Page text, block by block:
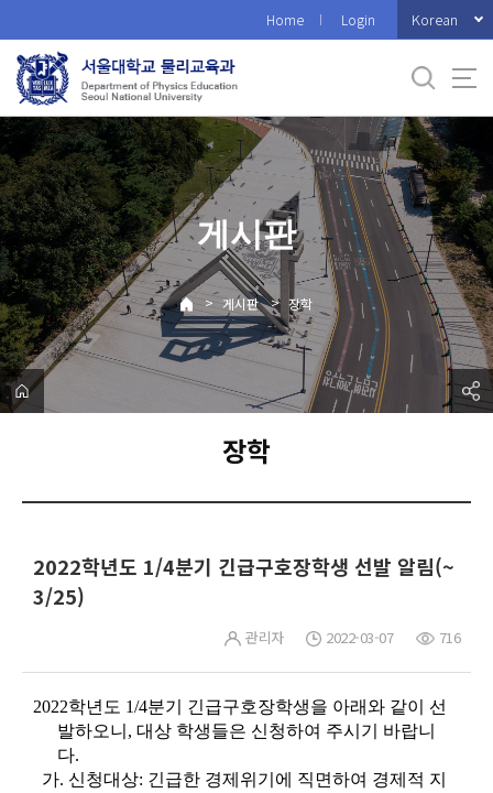
로
메
뉴
Home Login Korean
게시판
> 게시판 > 장학
장학
2022학년도 1/4분기 긴급구호장학생 선발 알림(~
3/25)
관리자 2022-03-07 716
2022학년도 1/4분기 긴급구호장학생을 아래와 같이 선
발하오니, 대상 학생들은 신청하여 주시기 바랍니
다.
가. 신청대상: 긴급한 경제위기에 직면하여 경제적 지